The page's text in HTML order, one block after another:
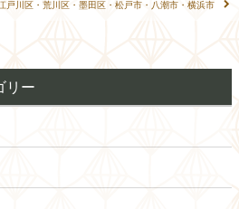
戸川区・荒川区・墨田区・松戸市・八潮市・横浜市
リー